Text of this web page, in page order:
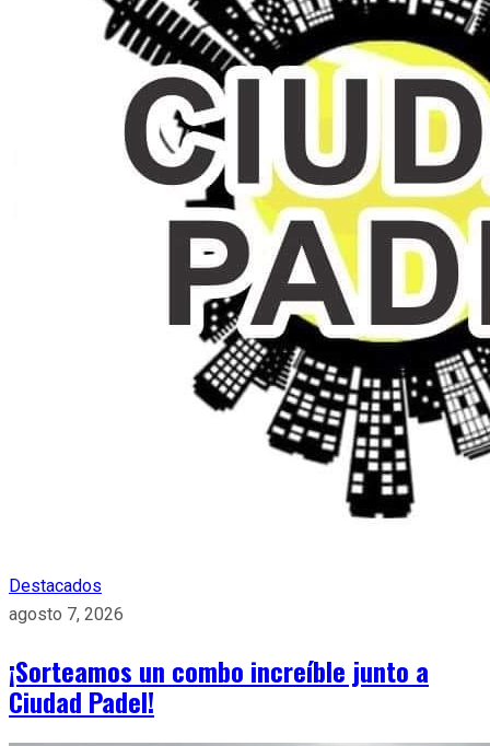
Destacados
agosto 7, 2026
¡Sorteamos un combo increíble junto a
Ciudad Padel!